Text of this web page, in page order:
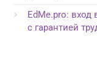
EdMe.pro: вход
с гарантией